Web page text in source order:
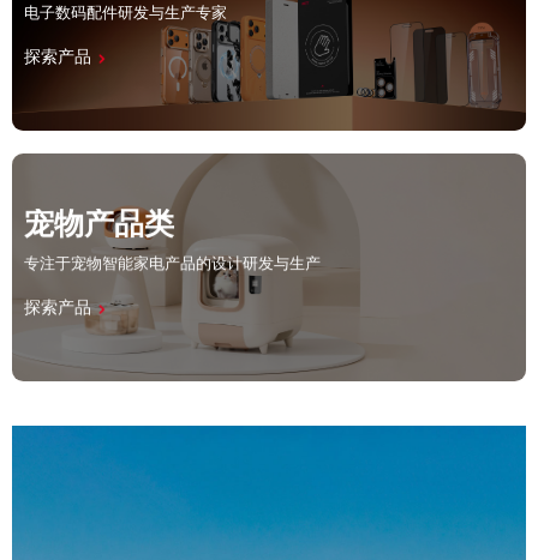
电子数码配件研发与生产专家
探索产品
宠物产品类
专注于宠物智能家电产品的设计研发与生产
探索产品